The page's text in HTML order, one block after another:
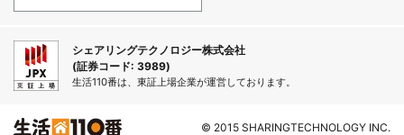
シェアリングテクノロジー株式会社
(証券コード: 3989)
生活110番は、東証上場企業が運営しております。
© 2015 SHARINGTECHNOLOGY INC.